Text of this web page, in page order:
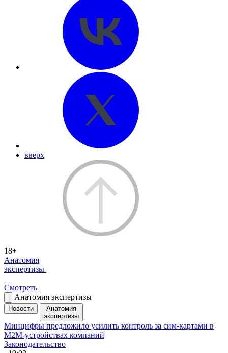
вверх
18+
Анатомия
экспертизы
Смотреть
Анатомия экспертизы
Новости
Анатомия
экспертизы
Минцифры предложило усилить контроль за сим-картами в
M2M-устройствах компаний
Законодательство